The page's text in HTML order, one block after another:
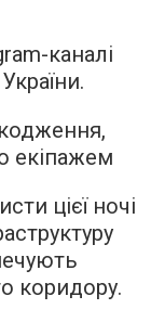
каналі
екіпажем
цієї ночі
коридору.